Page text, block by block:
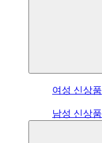
여성 신상품
남성 신상품